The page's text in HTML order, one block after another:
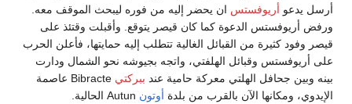
أرسل يدعو أريوفستس ان يحضر إليه من فوره ليبحث الموقف معه.
ورفض أريوفستس الدعوة كما كان قيصر يتوقع. وأقبلت وقتئذ على
قيصر وفود كثيرة من القبائل الغالية تتطلب إليه حمايتها، فأعلن الحرب
على أريوفستس وقبائل الهلفتي، واتجه بجيوشه نحو الشمال ودارت
بينه وبين جحافل الهلتي معركة حامية عند ببركتي
Bibracte عاصمة
الإيدوي، ومكانها الآن بالقرب من بلدة أوتون